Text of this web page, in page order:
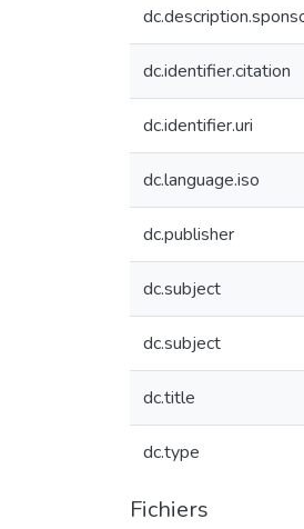
dc.identifier.citation
dc.identifier.uri
dc.language.iso
dc.publisher
dc.subject
dc.subject
dc.title
dc.type
Fichiers